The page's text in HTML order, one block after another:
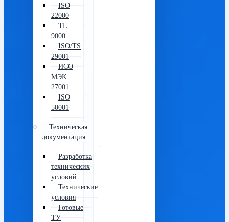
ISO
22000
TL
9000
ISO/TS
29001
ИСО
МЭК
27001
ISO
50001
Техническая
документация
Разработка
технических
условий
Технические
условия
Готовые
ТУ